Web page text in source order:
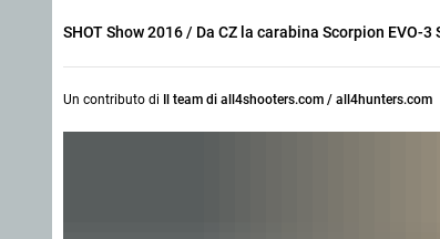
SHOT Show 2016/ Da CZ la carabina Scorpion EVO-
Un contributo di Il team di all4shooters.com / all4hunters.com